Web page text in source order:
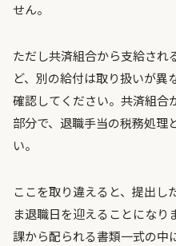
せん。
ただし共済組合から支給され
ど、別の給付は取り扱いが異
確認してください。共済組合
部分で、退職手当の税務処理
い。
ここを取り違えると、提出し
ま退職日を迎えることにな
課から配られる書類一式の中